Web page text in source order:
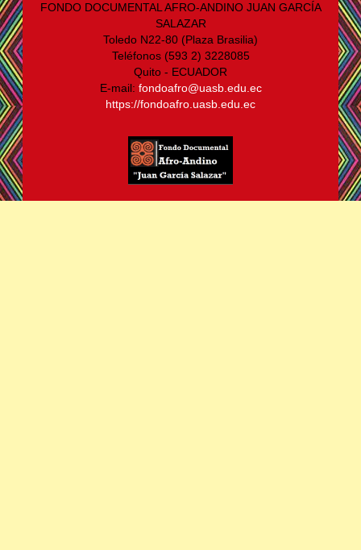
FONDO DOCUMENTAL AFRO-ANDINO JUAN GARCÍA
SALAZAR
Toledo N22-80 (Plaza Brasilia)
Teléfonos (593 2) 3228085
Quito - ECUADOR
E-mail: fondoafro@uasb.edu.ec
https://fondoafro.uasb.edu.ec